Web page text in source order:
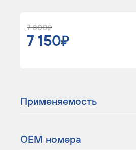
7 800
7 150
Применяемость
ОЕМ номера